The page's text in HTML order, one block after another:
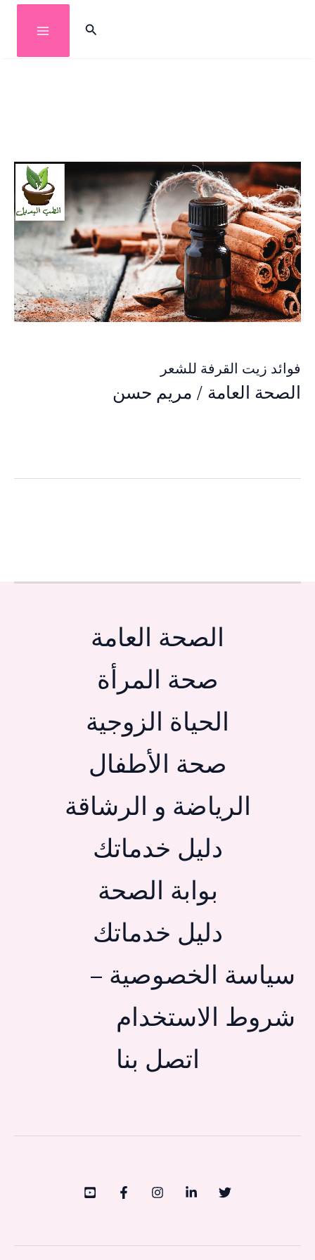
البحث
فوائد زيت القرفة للشعر
الصحة العامة / مريم حسن
الصحة العامة
صحة المرأة
الحياة الزوجية
صحة الأطفال
الرياضة و الرشاقة
دليل خدماتك
بوابة الصحة
دليل خدماتك
سياسة الخصوصية –
شروط الاستخدام
اتصل بنا